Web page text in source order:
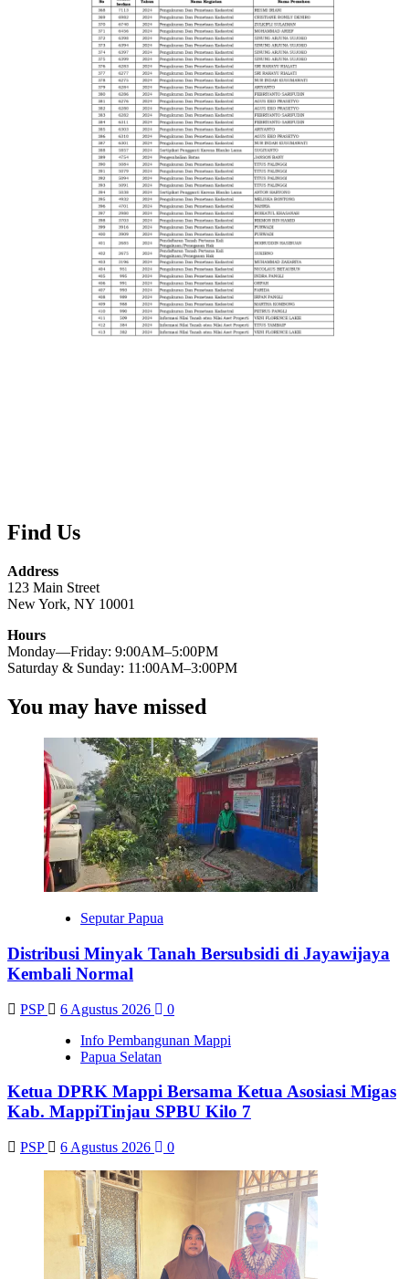
Find Us
Address
123 Main Street
New York, NY 10001
Hours
Monday—Friday: 9:00AM–5:00PM
Saturday & Sunday: 11:00AM–3:00PM
You may have missed
Seputar Papua
Distribusi Minyak Tanah Bersubsidi di Jayawijaya
Kembali Normal
PSP 6 Agustus 2026
0
Info Pembangunan Mappi
Papua Selatan
Ketua DPRK Mappi Bersama Ketua Asosiasi Migas
Kab. MappiTinjau SPBU Kilo 7
PSP 6 Agustus 2026 0